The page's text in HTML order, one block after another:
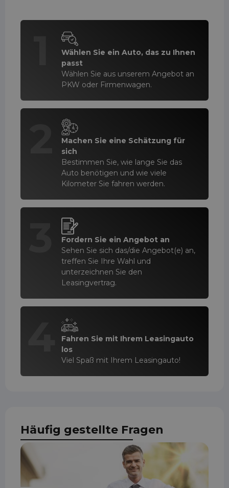
Wählen Sie ein Auto, das zu Ihnen
passt
Wählen Sie aus unserem Angebot an
PKW oder Firmenwagen.
Machen Sie eine Schätzung für
sich
Bestimmen Sie, wie lange Sie das
Auto benötigen und wie viele
Kilometer Sie fahren werden.
Fordern Sie ein Angebot an
Sehen Sie sich das/die Angebot(e) an,
treffen Sie Ihre Wahl und
unterzeichnen Sie den
Leasingvertrag.
Fahren Sie mit Ihrem Leasingauto
los
Viel Spaß mit Ihrem Leasingauto!
Häufig gestellte Fragen